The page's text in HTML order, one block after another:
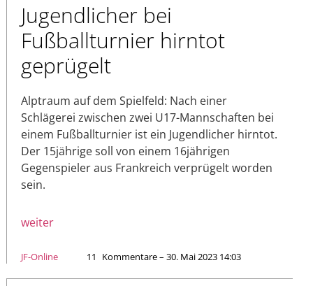
Jugendlicher bei
Fußballturnier hirntot
geprügelt
Alptraum auf dem Spielfeld: Nach einer
Schlägerei zwischen zwei U17-Mannschaften bei
einem Fußballturnier ist ein Jugendlicher hirntot.
Der 15jährige soll von einem 16jährigen
Gegenspieler aus Frankreich verprügelt worden
sein.
weiter
JF-Online 11 Kommentare – 30. Mai 2023 14:03